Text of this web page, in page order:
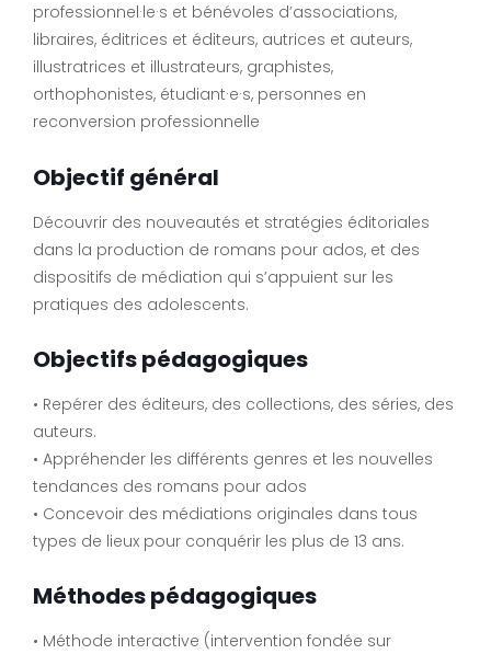
professionnel·le·s et bénévoles d’associations,
libraires, éditrices et éditeurs, autrices et auteurs,
illustratrices et illustrateurs, graphistes,
orthophonistes, étudiant·e·s, personnes en
reconversion professionnelle
Objectif général
Découvrir des nouveautés et stratégies éditoriales
dans la production de romans pour ados, et des
dispositifs de médiation qui s’appuient sur les
pratiques des adolescents.
Objectifs pédagogiques
• Repérer des éditeurs, des collections, des séries, des
auteurs.
• Appréhender les différents genres et les nouvelles
tendances des romans pour ados
• Concevoir des médiations originales dans tous
types de lieux pour conquérir les plus de 13 ans.
Méthodes pédagogiques
• Méthode interactive (intervention fondée sur